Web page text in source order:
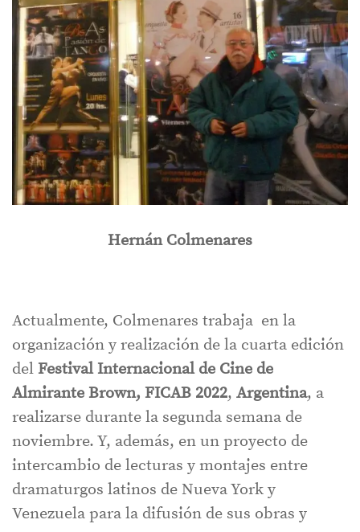
Hernán Colmenares
Actualmente, Colmenares trabaja en la
organización y realización de la cuarta edición
del Festival Internacional de Cine de
Almirante Brown, FICAB 2022, Argentina, a
realizarse durante la segunda semana de
noviembre. Y, además, en un proyecto de
intercambio de lecturas y montajes entre
dramaturgos latinos de Nueva York y
Venezuela para la difusión de sus obras y